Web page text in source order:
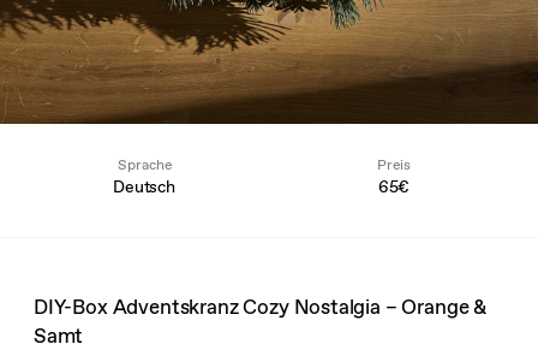
Sprache
Deutsch
Preis
65€
DIY-Box Adventskranz Cozy Nostalgia – Orange &
Samt